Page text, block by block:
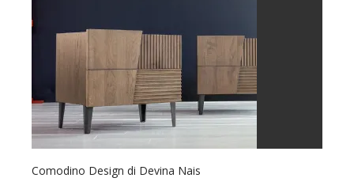
Comodino Design di Devina Nais